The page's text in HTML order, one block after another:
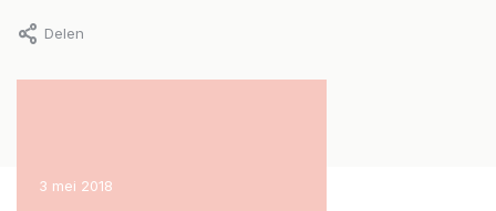
Delen
3 mei 2018